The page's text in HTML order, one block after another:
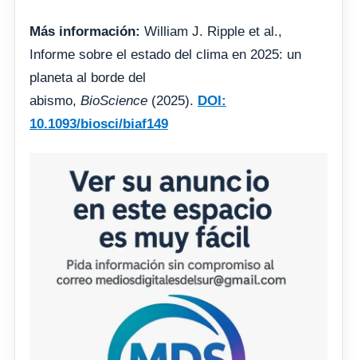
Más información: William J. Ripple et al.,
Informe sobre el estado del clima en 2025: un
planeta al borde del
abismo, BioScience (2025). DOI:
10.1093/biosci/biaf149